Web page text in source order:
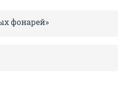
фонарей»